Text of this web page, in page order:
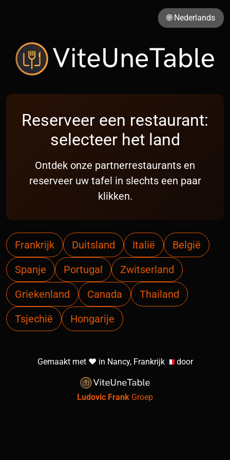
🌐 Nederlands
Reserveer een restaurant:
selecteer het land
Ontdek onze partnerrestaurants en
reserveer uw tafel in slechts een paar
klikken.
Frankrijk Duitsland Italië
België
Spanje
Portugal
Zwitserland
Griekenland
Canada
Thailand
Tsjechië
Hongarije
Gemaakt met ❤️ in Nancy, Frankrijk door
Ludovic Frank Groep